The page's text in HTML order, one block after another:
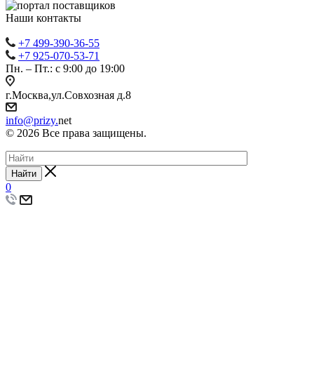
Наши контакты
+7 499-390-36-55
+7 925-070-53-71
Пн. – Пт.: с 9:00 до 19:00
г.Москва,ул.Совхозная д.8
info@prizy.net
© 2026 Все права защищены.
Найти
0